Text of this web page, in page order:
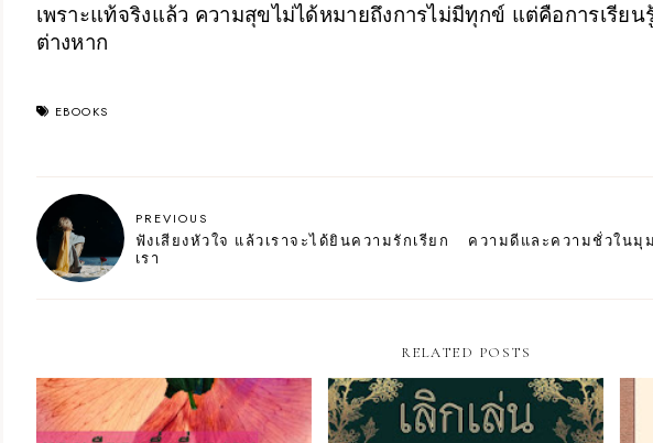
เพราะแท้จริงแล้ว ความสุขไม่ได้หมายถึงการไม่มีทุกข์ แต่คือการเรีย
ต่างหาก
EBOOKS
PREVIOUS
ฟังเสียงหัวใจ แล้วเราจะได้ยินความรักเรียก
เรา
ความดีและความชั่วในมุ
RELATED POSTS